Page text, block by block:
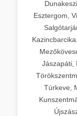
Esztergom,
Jászapáti,
Túrkeve,